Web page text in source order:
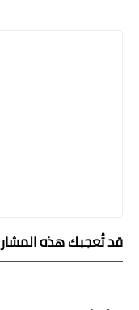
قد تُعجبك هذه